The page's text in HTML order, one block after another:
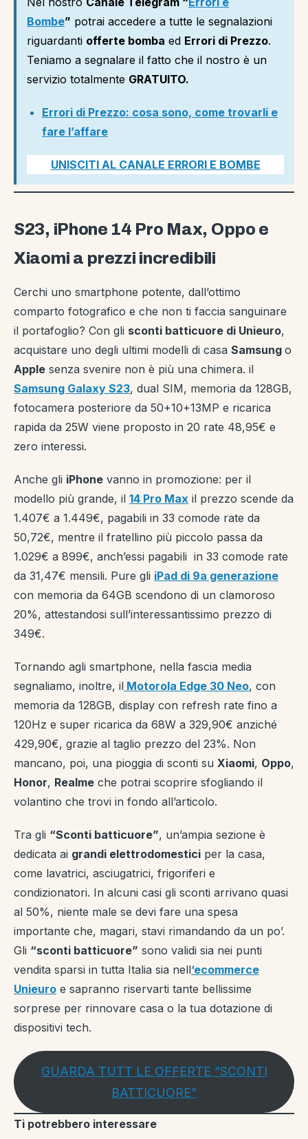
Bombe” potrai accedere a tutte le segnalazioni
riguardanti offerte bomba ed Errori di Prezzo.
Teniamo a segnalare il fatto che il nostro è un
servizio totalmente GRATUITO.
Errori di Prezzo: cosa sono, come trovarli e
fare l’affare
UNISCITI AL CANALE ERRORI E BOMBE
S23, iPhone 14 Pro Max, Oppo e
Xiaomi a prezzi incredibili
Cerchi uno smartphone potente, dall’ottimo
comparto fotografico e che non ti faccia sanguinare
il portafoglio? Con gli sconti batticuore di Unieuro,
acquistare uno degli ultimi modelli di casa Samsung o
Apple senza svenire non è più una chimera. il
Samsung Galaxy S23, dual SIM, memoria da 128GB,
fotocamera posteriore da 50+10+13MP e ricarica
rapida da 25W viene proposto in 20 rate 48,95€ e
zero interessi.
Anche gli iPhone vanno in promozione: per il
modello più grande, il 14 Pro Max il prezzo scende da
1.407€ a 1.449€, pagabili in 33 comode rate da
50,72€, mentre il fratellino più piccolo passa da
1.029€ a 899€, anch’essi pagabili in 33 comode rate
da 31,47€ mensili. Pure gli iPad di 9a generazione
con memoria da 64GB scendono di un clamoroso
20%, attestandosi sull’interessantissimo prezzo di
349€.
Tornando agli smartphone, nella fascia media
segnaliamo, inoltre, il Motorola Edge 30 Neo, con
memoria da 128GB, display con refresh rate fino a
120Hz e super ricarica da 68W a 329,90€ anziché
429,90€, grazie al taglio prezzo del 23%. Non
mancano, poi, una pioggia di sconti su Xiaomi, Oppo,
Honor, Realme che potrai scoprire sfogliando il
volantino che trovi in fondo all’articolo.
Tra gli “Sconti batticuore”, un’ampia sezione è
dedicata ai grandi elettrodomestici per la casa,
come lavatrici, asciugatrici, frigoriferi e
condizionatori. In alcuni casi gli sconti arrivano quasi
al 50%, niente male se devi fare una spesa
importante che, magari, stavi rimandando da un po’.
Gli “sconti batticuore” sono validi sia nei punti
vendita sparsi in tutta Italia sia nell‘ecommerce
Unieuro e sapranno riservarti tante bellissime
sorprese per rinnovare casa o la tua dotazione di
dispositivi tech.
GUARDA TUTT LE OFFERTE “SCONTI
BATTICUORE”
Ti potrebbero interessare